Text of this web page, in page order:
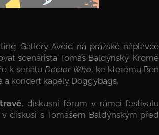
Gallery Avoid na pražské náplavce
scenárista Tomáš Baldýnský. Kromě
k seriálu Doctor Who, ke kterému Ben
a koncert kapely Doggybags.
, diskusní fórum v rámci festivalu
diskusi s Tomášem Baldýnským před